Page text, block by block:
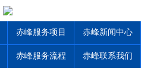
赤峰服务项目 赤峰新闻中心
赤峰服务流程 赤峰联系我们